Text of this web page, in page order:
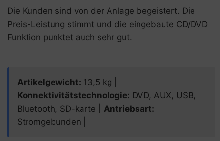
Die Kunden sind von der Anlage begeistert. Die
Preis-Leistung stimmt und die eingebaute CD/DVD
Funktion punktet auch sehr gut.
Artikelgewicht: 13,5 kg |
Konnektivitätstechnologie: DVD, AUX, USB,
Bluetooth, SD-karte | Antriebsart:
Stromgebunden |